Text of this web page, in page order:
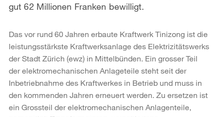
gut 62 Millionen Franken bewilligt.
Das vor rund 60 Jahren erbaute Kraftwerk Tinizong ist die
leistungsstärkste Kraftwerksanlage des Elektrizitätswerks
der Stadt Zürich (ewz) in Mittelbünden. Ein grosser Teil
der elektromechanischen Anlageteile steht seit der
Inbetriebnahme des Kraftwerkes in Betrieb und muss in
den kommenden Jahren erneuert werden. Zu ersetzen ist
ein Grossteil der elektromechanischen Anlagenteile,